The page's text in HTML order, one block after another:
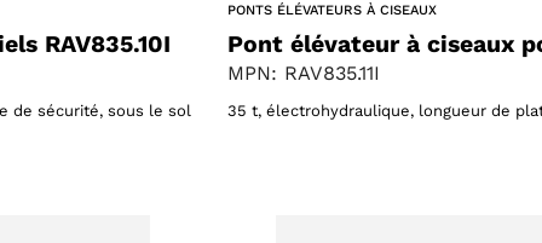
RAV835.10I
de sécurité, sous le sol
PONTS ÉLÉVATEURS À CISEAUX
Pont élévateur à ciseaux
MPN: RAV835.11I
35 t, électrohydraulique, longueur de